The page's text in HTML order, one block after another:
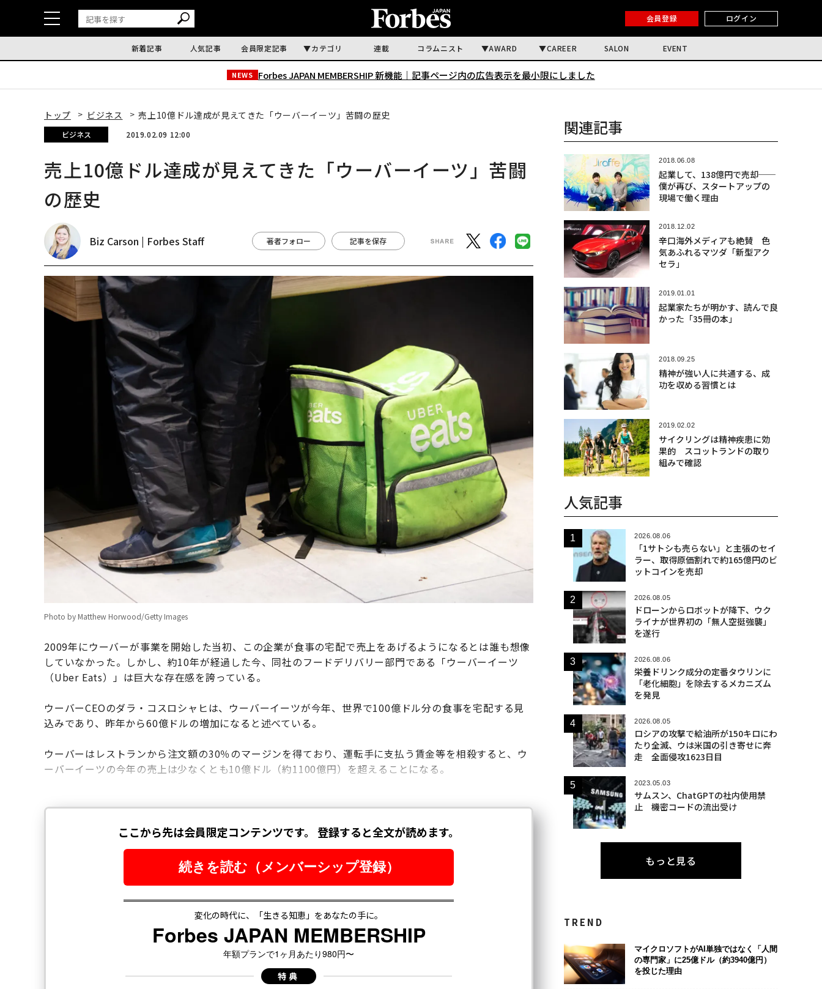
会員登録 ログイン
新着記事 人気記事 会員限定記事 カテゴリ 連載 コラムニスト AWARD CAREER SALON EVENT
NEWS Forbes JAPAN MEMBERSHIP 新機能｜ 記事ページ内の広告表示を最小限にしました
トップ ビジネス 売上10億ドル達成が見えてきた「ウーバーイーツ」苦闘の歴史
ビジネス 2019.02.09 12:00
売上10億ドル達成が見えてきた「ウーバーイーツ」苦闘
の歴史
Biz Carson | Forbes Staff 著者フォロー 記事を保存
Photo by Matthew Horwood/Getty Images
2009年にウーバーが事業を開始した当初、この企業が食事の宅配で売上をあげるようになるとは誰も想像
していなかった。しかし、約10年が経過した今、同社のフードデリバリー部門である「ウーバーイーツ
（Uber Eats）」は巨大な存在感を誇っている。
ウーバーCEOのダラ・コスロシャヒは、ウーバーイーツが今年、世界で100億ドル分の食事を宅配する見
込みであり、昨年から60億ドルの増加になると述べている。
ウーバーはレストランから注文額の30％のマージンを得ており、運転手に支払う賃金等を相殺すると、ウ
ーバーイーツの今年の売上は少なくとも10億ドル（約1100億円）を超えることになる。
関連記事
2018.06.08
起業して、138億円で売却──
僕が再び、スタートアップの
現場で働く理由
2018.12.02
辛口海外メディアも絶賛 色
気あふれるマツダ「新型アク
セラ」
2019.01.01
起業家たちが明かす、読んで良
かった「35冊の本」
2018.09.25
精神が強い人に共通する、成
功を収める習慣とは
2019.02.02
サイクリングは精神疾患に効
果的 スコットランドの取り
組みで確認
人気記事
2026.08.06
「1サトシも売らない」と主張のセイ
ラー、取得原価割れで約165億円のビ
ットコインを売却
2026.08.05
ドローンからロボットが降下、ウク
ライナが世界初の「無人空挺強襲」
を遂行
2026.08.06
栄養ドリンク成分の定番タウリンに
「老化細胞」を除去するメカニズム
を発見
2026.08.05
ロシアの攻撃で給油所が150キロにわ
たり全滅、ウは米国の引き寄せに奔
走 全面侵攻1623日目
2023.05.03
サムスン、ChatGPTの社内使用禁
止 機密コードの流出受け
もっと見る
TREND
マイクロソフトがAI単独ではなく「人間
の専門家」に25億ドル（約3940億円）
を投じた理由